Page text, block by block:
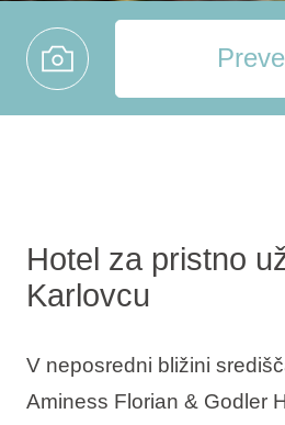
Hotel za pristno
Karlovcu
V neposredni bližini
Aminess Florian & Godler